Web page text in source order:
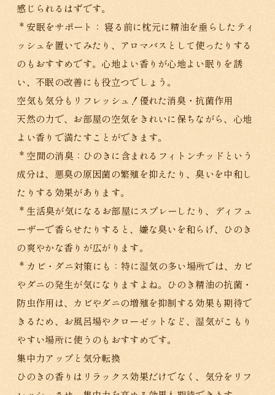
感じられるはずです。
* 安眠をサポート： 寝る前に枕元に精油を垂らしたティ
ッシュを置いてみたり、アロマバスとして使ったりする
のもおすすめです。心地よい香りが心地よい眠りを誘
い、不眠の改善にも役立つでしょう。
空気も気分もリフレッシュ！優れた消臭・抗菌作用
天然の力で、お部屋の空気をきれいに保ちながら、心地
よい香りで満たすことができます。
* 空間の消臭：ひのきに含まれるフィトンチッドという
成分は、悪臭の原因菌の繁殖を抑えたり、臭いを中和し
たりする効果があります。
* 生活臭が気になるお部屋にスプレーしたり、ディフュ
ーザーで香らせたりすると、嫌な臭いを和らげ、ひのき
の爽やかな香りが広がります。
* カビ・ダニ対策にも：特に湿気の多い場所では、カビ
やダニの発生が気になりますよね。ひのき精油の抗菌・
防虫作用は、カビやダニの増殖を抑制する効果も期待で
きるため、お風呂場やクローゼットなど、湿気がこもり
やすい場所に使うのもおすすめです。
集中力アップと気分転換
ひのきの香りはリラックス効果だけでなく、気分をリフ